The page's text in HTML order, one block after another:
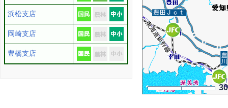
浜松支店
岡崎支店
豊橋支店